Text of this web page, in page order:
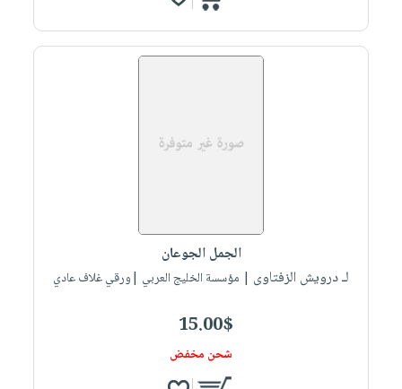
الجمل الجوعان
لـ درويش الزفتاوى | مؤسسة الخليج العربي |ورقي غلاف عادي
15.00$
شحن مخفض